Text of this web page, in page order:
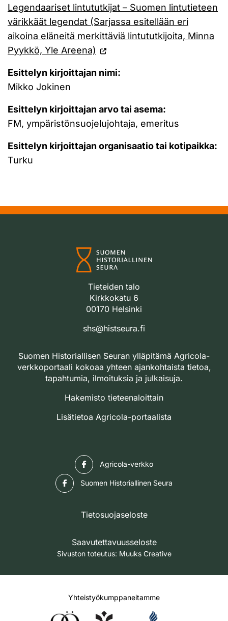
Legendaariset lintututkijat – Suomen lintutieteen
värikkäät legendat (Sarjassa esitellään eri
aikoina eläneitä merkittäviä lintututkijoita, Minna
Pyykkö, Yle Areena)
Esittelyn kirjoittajan nimi:
Mikko Jokinen
Esittelyn kirjoittajan arvo tai asema:
FM, ympäristönsuojelujohtaja, emeritus
Esittelyn kirjoittajan organisaatio tai kotipaikka:
Turku
Tieteiden talo
Kirkkokatu 6
00170 Helsinki
shs@histseura.fi
Suomen Historiallisen Seuran ylläpitämä Agricola-
verkkoportaali kokoaa yhteen ajankohtaista tietoa,
tapahtumia, ilmoituksia ja julkaisuja.
Hakemisto tieteenaloittain
Lisätietoa Agricola-portaalista
Agricola-verkko
Suomen Historiallinen Seura
Tietosuojaseloste
Saavutettavuusseloste
Sivuston toteutus: Muuks Creative
Yhteistyökumppaneitamme